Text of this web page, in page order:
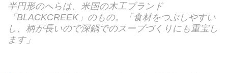
半円形のへらは、米国の木工ブランド
「BLACKCREEK」のもの。「食材をつぶしやすい
し、柄が長いので深鍋でのスープづくりにも重宝し
ます」